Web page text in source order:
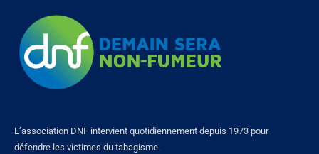
L’association DNF intervient quotidiennement depuis 1973 pour
défendre les victimes du tabagisme.